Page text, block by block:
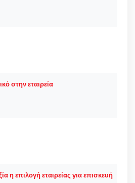
στην εταιρεία
η επιλογή εταιρείας για επισκευή